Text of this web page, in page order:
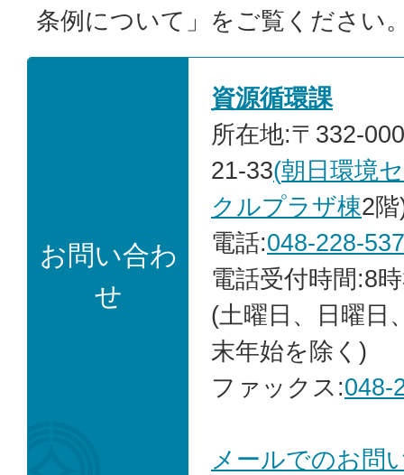
条例について」をご覧ください
お問い合わ
せ
資源循環課
所在地:〒332-
21-33(朝日環境
クルプラザ棟2
電話:048-228-
電話受付時間:8
(土曜日、日曜日
末年始を除く)
ファックス:048-
メールでのお問